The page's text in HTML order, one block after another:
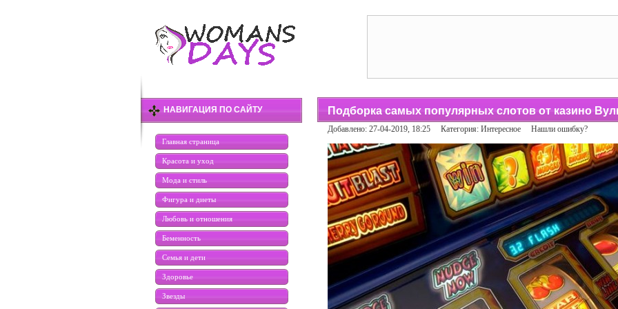
НАВИГАЦИЯ ПО САЙТУ
Главная страница
Красота и уход
Мода и стиль
Фигура и диеты
Любовь и отношения
Беменность
Семья и дети
Здоровье
Звезды
Подборка самых популярных слотов от казино
Добавлено: 27-04-2019, 18:25 Категория: Интересное Нашли ошибку?